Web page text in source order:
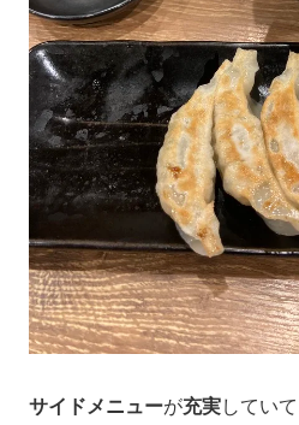
サイドメニューが充実していて